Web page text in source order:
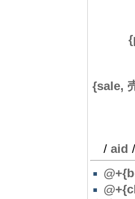
{sale,
/ aid